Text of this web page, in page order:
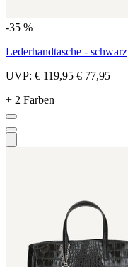
-35 %
Lederhandtasche - schwarz
UVP: € 119,95 € 77,95
+ 2 Farben